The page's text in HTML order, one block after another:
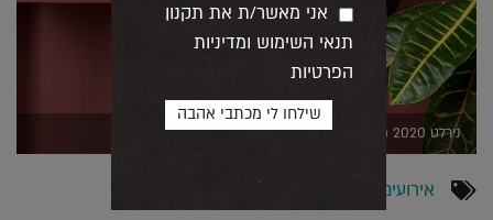
נירלט 2020 (צילום אורית ארנון)
אירועים
אני מאשר/ת את תקנון
תנאי השימוש ומדיניות
הפרטיות